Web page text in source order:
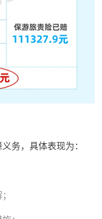
务，具体表现为：